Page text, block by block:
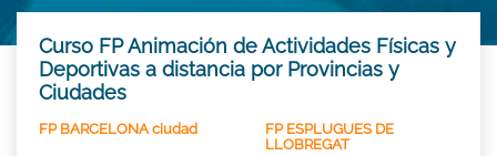
Curso FP Animación de Actividades Físicas y
Deportivas a distancia por Provincias y
Ciudades
FP BARCELONA ciudad
FP ESPLUGUES DE
LLOBREGAT